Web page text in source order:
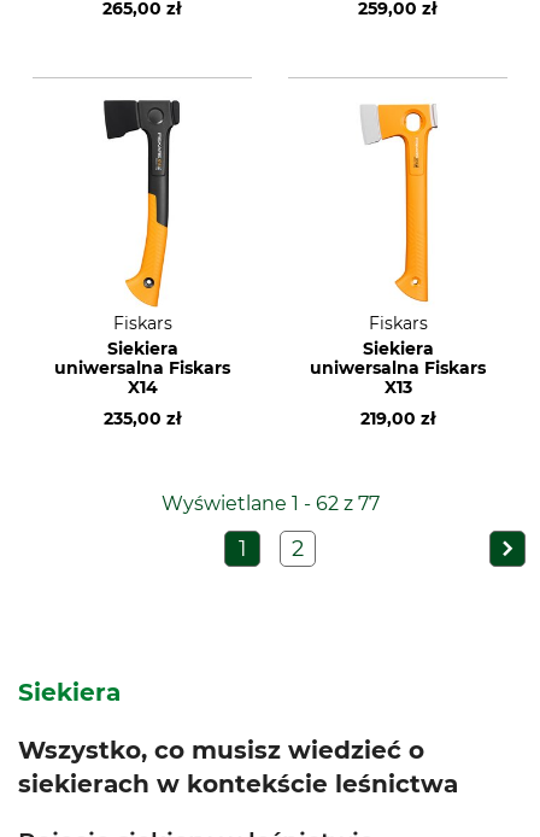
265,00 zł 259,00 zł
Fiskars
Siekiera
uniwersalna Fiskars
X14
235,00 zł
Fiskars
Siekiera
uniwersalna Fiskars
X13
219,00 zł
Wyświetlane 1 - 62 z 77
1 2
Siekiera
Wszystko, co musisz wiedzieć o
siekierach w kontekście leśnictwa